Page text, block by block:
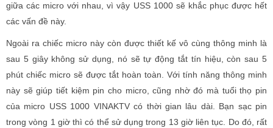
giữa các micro với nhau, vì vậy USS 1000 sẽ khắc phục được hết
các vấn đề này.
Ngoài ra chiếc micro này còn được thiết kế vô cùng thông minh là
sau 5 giây không sử dụng, nó sẽ tự động tắt tín hiệu, còn sau 5
phút chiếc micro sẽ được tắt hoàn toàn. Với tính năng thông minh
này sẽ giúp tiết kiệm pin cho micro, cũng nhờ đó mà tuổi thọ pin
của micro USS 1000 VINAKTV có thời gian lâu dài. Bạn sạc pin
trong vòng 1 giờ thì có thể sử dụng trong 13 giờ liên tục. Do đó, rất